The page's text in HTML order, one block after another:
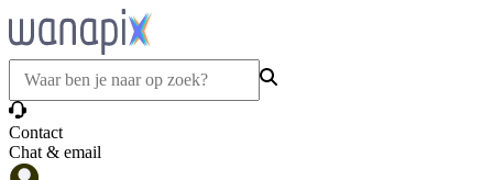
Contact
Chat & email